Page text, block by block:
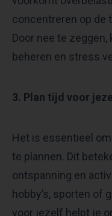
concentreren op de
Door nee te
beheren en stress
3. Plan tijd voor
Het is essentieel
te plannen. Dit
ontspanning en
hobby’s, sporten of
voor jezelf helpt je